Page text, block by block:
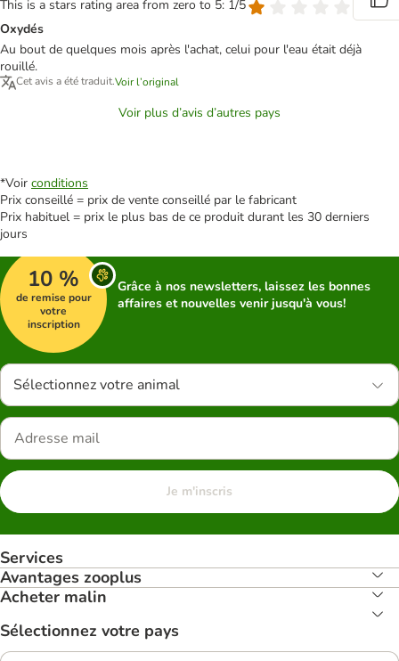
This is a stars rating area from zero to 5: 1/5
Oxydés
Au bout de quelques mois après l'achat, celui pour l'eau était déjà
rouillé.
Cet avis a été traduit.Voir l’original
Voir plus d’avis d’autres pays
*Voir conditions
Prix conseillé = prix de vente conseillé par le fabricant
Prix habituel = prix le plus bas de ce produit durant les 30 derniers
jours
10 %
de remise pour
votre
inscription
Grâce à nos newsletters, laissez les bonnes
affaires et nouvelles venir jusqu'à vous!
Sélectionnez votre animal
Je m'inscris
Services
Avantages zooplus
Acheter malin
Sélectionnez votre pays